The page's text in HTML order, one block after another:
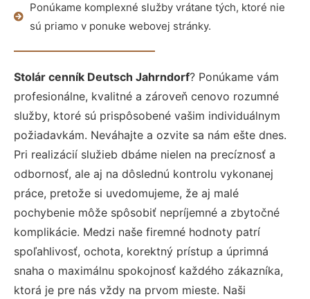
Ponúkame komplexné služby vrátane tých, ktoré nie
sú priamo v ponuke webovej stránky.
Stolár cenník Deutsch Jahrndorf? Ponúkame vám
profesionálne, kvalitné a zároveň cenovo rozumné
služby, ktoré sú prispôsobené vašim individuálnym
požiadavkám. Neváhajte a ozvite sa nám ešte dnes.
Pri realizácií služieb dbáme nielen na precíznosť a
odbornosť, ale aj na dôslednú kontrolu vykonanej
práce, pretože si uvedomujeme, že aj malé
pochybenie môže spôsobiť nepríjemné a zbytočné
komplikácie. Medzi naše firemné hodnoty patrí
spoľahlivosť, ochota, korektný prístup a úprimná
snaha o maximálnu spokojnosť každého zákazníka,
ktorá je pre nás vždy na prvom mieste. Naši